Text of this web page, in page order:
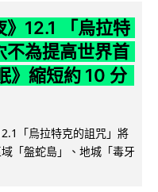
》12.1 「烏拉特
不為提高世界首
》縮短約 10 分
「烏拉特克的詛咒」將
「盤蛇島」、地城「毒牙